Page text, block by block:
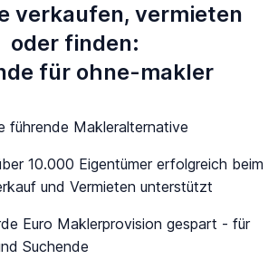
verkaufen, vermieten
oder finden:
für ohne-makler
führende Makleralternative
10.000 Eigentümer erfolgreich beim
und Vermieten unterstützt
Euro Maklerprovision gespart - für
Suchende